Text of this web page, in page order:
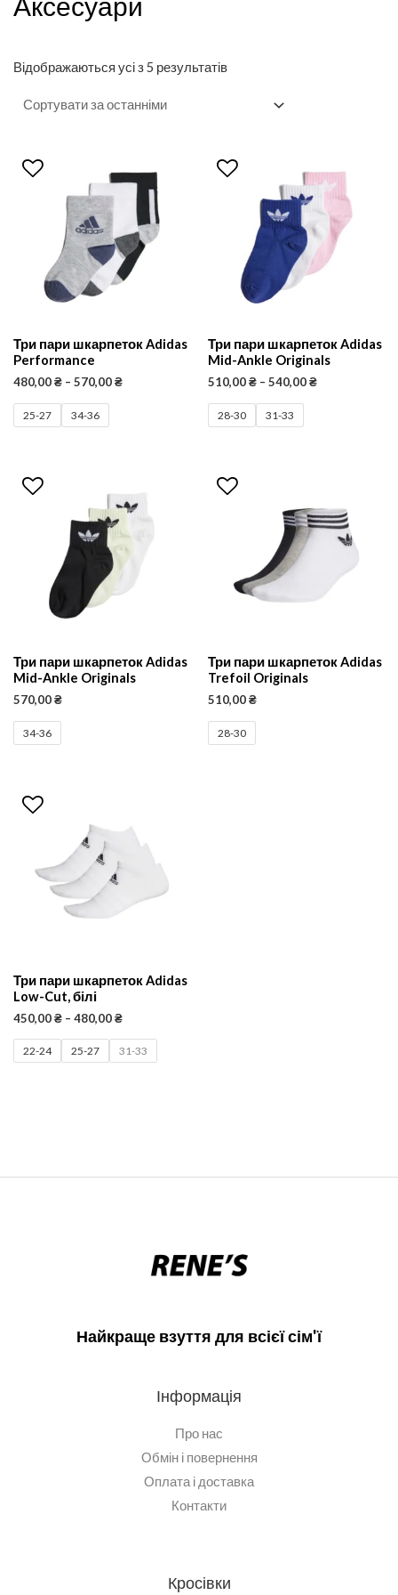
Відображаються усі з 5 результатів
Три пари шкарпеток Adidas
Performance
480,00₴– 570,00₴
25-27 34-36
Три пари шкарпеток Adidas
Mid-Ankle Originals
510,00₴ – 540,00₴
28-30 31-33
Три пари шкарпеток Adidas
Mid-Ankle Originals
570,00₴
34-36
Три пари шкарпеток Adidas
Trefoil Originals
510,00₴
28-30
Три пари шкарпеток Adidas
Low-Cut, білі
450,00₴– 480,00₴
22-24 25-27 31-33
Найкраще взуття для всієї сім'ї
Інформація
Про нас
Обмін і повернення
Оплата і доставка
Контакти
Кросівки